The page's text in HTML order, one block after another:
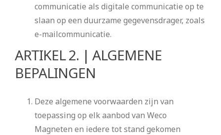
communicatie als digitale communicatie op te
slaan op een duurzame gegevensdrager, zoals
e-mailcommunicatie.
ARTIKEL 2. | ALGEMENE
BEPALINGEN
Deze algemene voorwaarden zijn van
toepassing op elk aanbod van Weco
Magneten en iedere tot stand gekomen